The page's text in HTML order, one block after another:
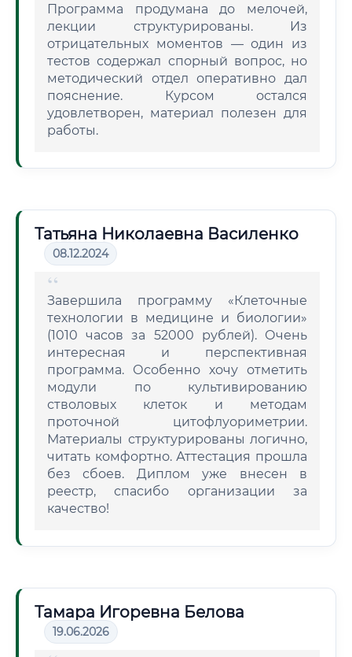
Программа продумана до мелочей,
лекции структурированы. Из
отрицательных моментов — один из
тестов содержал спорный вопрос, но
методический отдел оперативно дал
пояснение. Курсом остался
удовлетворен, материал полезен для
работы.
Татьяна Николаевна Василенко
08.12.2024
Завершила программу «Клеточные
технологии в медицине и биологии»
(1010 часов за 52000 рублей). Очень
интересная и перспективная
программа. Особенно хочу отметить
модули по культивированию
стволовых клеток и методам
проточной цитофлуориметрии.
Материалы структурированы логично,
читать комфортно. Аттестация прошла
без сбоев. Диплом уже внесен в
реестр, спасибо организации за
качество!
Тамара Игоревна Белова
19.06.2026